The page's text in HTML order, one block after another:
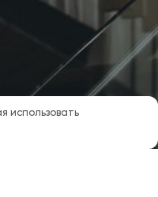
использовать